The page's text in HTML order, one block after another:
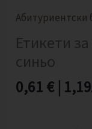
Абитуриентски
Етикети
синьо
0,61 € 1,19